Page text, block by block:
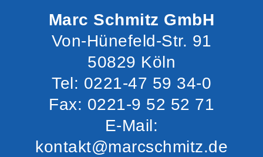
Marc Schmitz GmbH
Von-Hünefeld-Str. 91
50829 Köln
Tel: 0221-47 59 34-0
Fax: 0221-9 52 52 71
E-Mail:
kontakt@marcschmitz.de